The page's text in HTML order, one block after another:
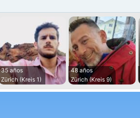
35 años
Zürich (Kreis 1)
48 años
Zürich (Kreis 9)